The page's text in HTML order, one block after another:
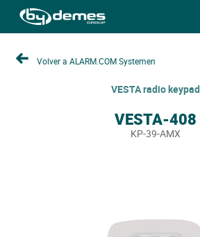
Volver a ALARM.COM Systemen
VESTA radio keypad
VESTA-408
KP-39-AMX